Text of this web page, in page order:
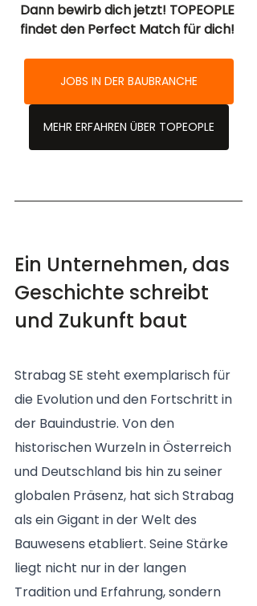
Dann bewirb dich jetzt! TOPEOPLE
findet den Perfect Match für dich!
JOBS IN DER BAUBRANCHE
MEHR ERFAHREN ÜBER TOPEOPLE
Ein Unternehmen, das
Geschichte schreibt
und Zukunft baut
Strabag SE steht exemplarisch für
die Evolution und den Fortschritt in
der Bauindustrie. Von den
historischen Wurzeln in Österreich
und Deutschland bis hin zu seiner
globalen Präsenz, hat sich Strabag
als ein Gigant in der Welt des
Bauwesens etabliert. Seine Stärke
liegt nicht nur in der langen
Tradition und Erfahrung, sondern